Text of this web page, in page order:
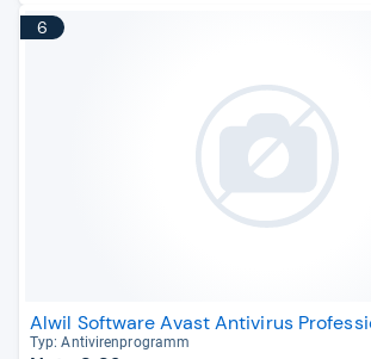
6
Alwil Software Avast Antivirus
Typ: Anti­vi­ren­pro­gramm